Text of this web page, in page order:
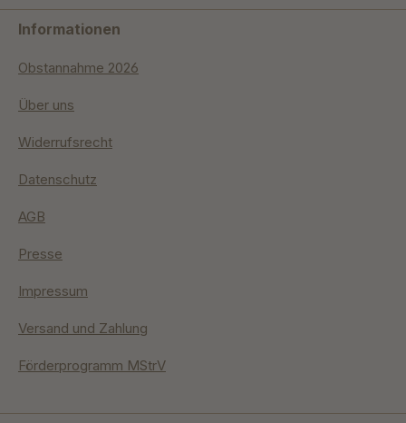
Informationen
Obstannahme 2026
Über uns
Widerrufsrecht
Datenschutz
AGB
Presse
Impressum
Versand und Zahlung
Förderprogramm MStrV